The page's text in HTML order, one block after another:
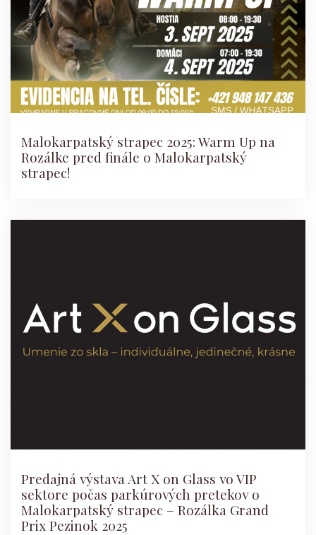
Malokarpatský strapec 2025: Warm Up na
Rozálke pred finále o Malokarpatský
strapec!
Predajná výstava Art X on Glass vo VIP
sektore počas parkúrových pretekov o
Malokarpatský strapec – Rozálka Grand
Prix Pezinok 2025